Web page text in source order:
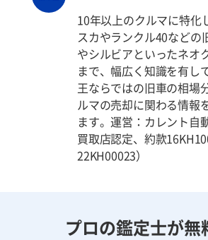
10年以上のクルマに特化
スカやランクル40などの
やシルビアといったネオ
まで、幅広く知識を有し
王ならではの旧車の相場
ルマの売却に関わる情報
ます。運営：カレント自
買取店認定、約款
22KH00023）
プロの鑑定士が無